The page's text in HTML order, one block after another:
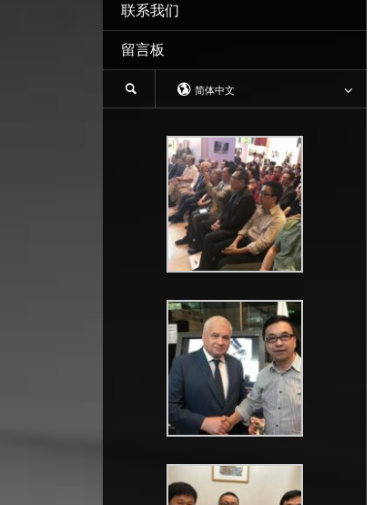
联系我们
留言板
简体中文